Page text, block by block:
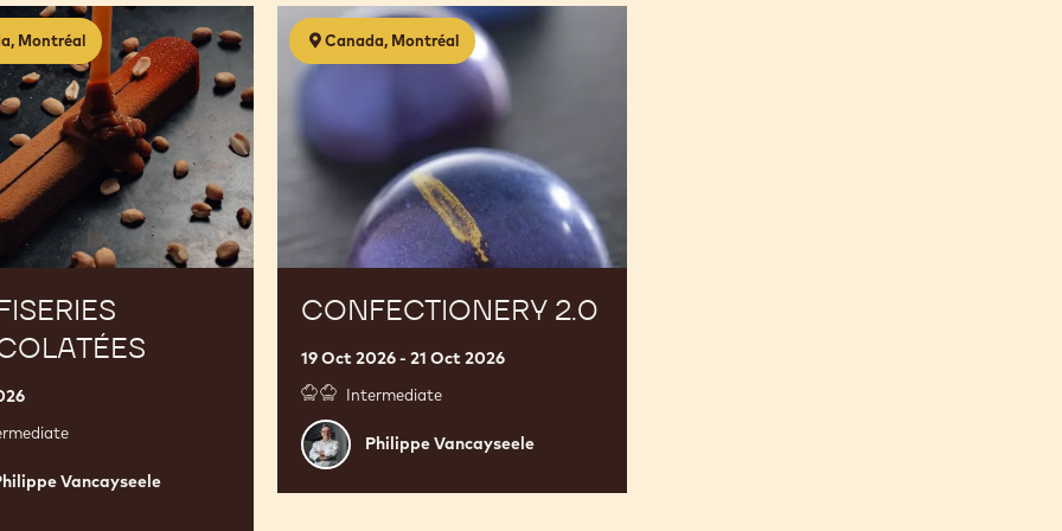
Montréal
Vancayseele
Canada, Montréal
CONFECTIONERY 2.0
19 Oct 2026 - 21 Oct 2026
Intermediate
Philippe
Vancayseele
Philippe Vancayseele
Confectionery
2.0